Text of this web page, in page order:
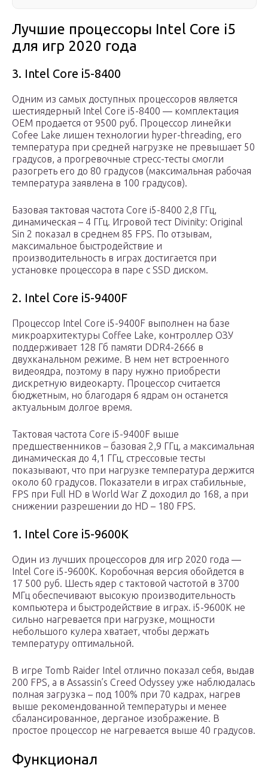
Лучшие процессоры Intel Core i5
для игр 2020 года
3. Intel Core i5-8400
Одним из самых доступных процессоров является
шестиядерный Intel Core i5-8400 — комплектация
OEM продается от 9500 руб. Процессор линейки
Cofee Lake лишен технологии hyper-threading, его
температура при средней нагрузке не превышает 50
градусов, а прогревочные стресс-тесты смогли
разогреть его до 80 градусов (максимальная рабочая
температура заявлена в 100 градусов).
Базовая тактовая частота Core i5-8400 2,8 ГГц,
динамическая – 4 ГГц. Игровой тест Divinity: Original
Sin 2 показал в среднем 85 FPS. По отзывам,
максимальное быстродействие и
производительность в играх достигается при
установке процессора в паре с SSD диском.
2. Intel Core i5-9400F
Процессор Intel Core i5-9400F выполнен на базе
микроархитектуры Coffee Lake, контроллер ОЗУ
поддерживает 128 Гб памяти DDR4-2666 в
двухканальном режиме. В нем нет встроенного
видеоядра, поэтому в пару нужно приобрести
дискретную видеокарту. Процессор считается
бюджетным, но благодаря 6 ядрам он останется
актуальным долгое время.
Тактовая частота Core i5-9400F выше
предшественников – базовая 2,9 ГГц, а максимальная
динамическая до 4,1 ГГц, стрессовые тесты
показывают, что при нагрузке температура держится
около 60 градусов. Показатели в играх стабильные,
FPS при Full HD в World War Z доходил до 168, а при
снижении разрешении до HD – 180 FPS.
1. Intel Core i5-9600K
Один из лучших процессоров для игр 2020 года —
Intel Core i5-9600K. Коробочная версия обойдется в
17 500 руб. Шесть ядер с тактовой частотой в 3700
МГц обеспечивают высокую производительность
компьютера и быстродействие в играх. i5-9600K не
сильно нагревается при нагрузке, мощности
небольшого кулера хватает, чтобы держать
температуру оптимальной.
В игре Tomb Raider Intel отлично показал себя, выдав
200 FPS, а в Assassin’s Creed Odyssey уже наблюдалась
полная загрузка – под 100% при 70 кадрах, нагрев
выше рекомендованной температуры и менее
сбалансированное, дерганое изображение. В
простое процессор не нагревается выше 40 градусов.
Функционал